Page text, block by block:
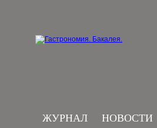
ЖУРНАЛ НОВОСТИ